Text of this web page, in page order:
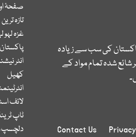
کی سب سے زیادہ
شدہ تمام مواد کے
Contact Us
صفحۂ
تازہ ترین
غزہ لہو
پاکستان
انٹر
کھیل
لائف
ٹاپ